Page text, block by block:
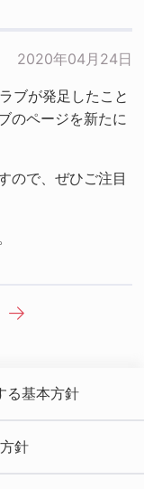
2020年04月24日
ブが発足したこと
のページを新たに
ので、ぜひご注目
る基本方針
針